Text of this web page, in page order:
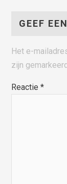
GEEF
Het e-
zijn
Reactie*